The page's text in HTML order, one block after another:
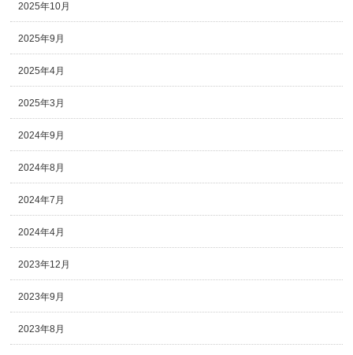
2025年10月
2025年9月
2025年4月
2025年3月
2024年9月
2024年8月
2024年7月
2024年4月
2023年12月
2023年9月
2023年8月